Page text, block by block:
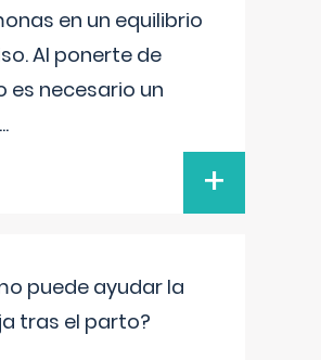
en un equilibrio
Al ponerte de
es necesario un
...
+
puede ayudar la
tras el parto?